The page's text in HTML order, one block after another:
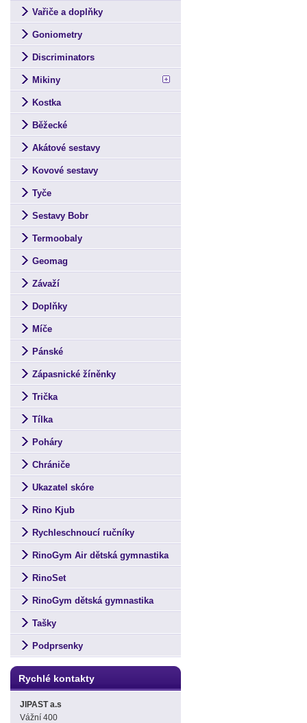
Vařiče a doplňky
Goniometry
Discriminators
Mikiny
Kostka
Běžecké
Akátové sestavy
Kovové sestavy
Tyče
Sestavy Bobr
Termoobaly
Geomag
Závaží
Doplňky
Míče
Pánské
Zápasnické žíněnky
Trička
Tílka
Poháry
Chrániče
Ukazatel skóre
Rino Kjub
Rychleschnoucí ručníky
RinoGym Air dětská gymnastika
RinoSet
RinoGym dětská gymnastika
Tašky
Podprsenky
Rychlé kontakty
JIPAST a.s
Vážní 400